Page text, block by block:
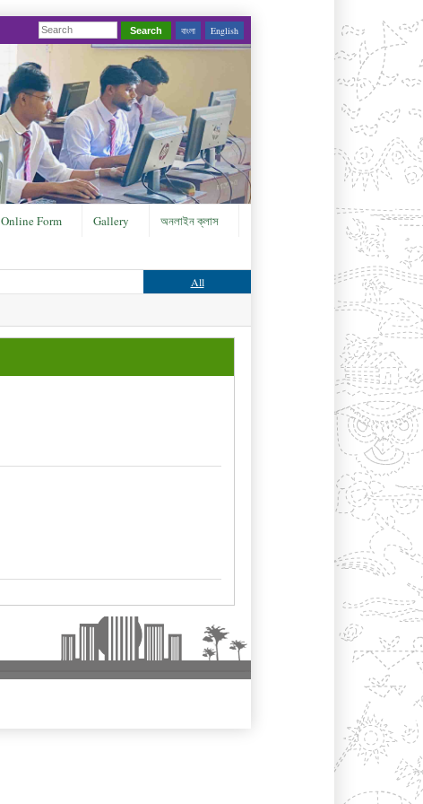
Search বাংলা English
Online Form Gallery
অনলাইন ক্লাস
All